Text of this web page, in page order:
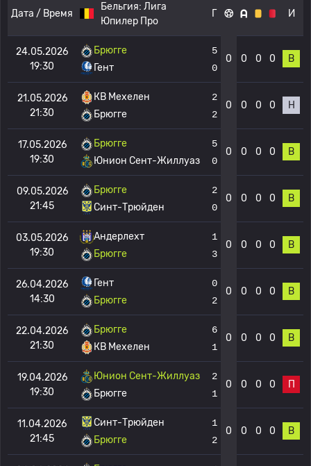
Дата / Время
Бельгия: Лига
Юпилер Про
Г И
24.05.2026
19:30
Брюгге
Гент
5
0
0 0 0 0 В
21.05.2026
21:30
КВ Мехелен
Брюгге
2
2
0 0 0 0 Н
17.05.2026
19:30
Брюгге
Юнион Сент-Жиллуаз
5
0
0 0 0 0 В
09.05.2026
21:45
Брюгге
Синт-Трюйден
2
0
0 0 0 0 В
03.05.2026
19:30
Андерлехт
Брюгге
1
3
0 0 0 0 В
26.04.2026
14:30
Гент
Брюгге
0
2
0 0 0 0 В
22.04.2026
21:30
Брюгге
КВ Мехелен
6
1
0 0 0 0 В
19.04.2026
19:30
Юнион Сент-Жиллуаз
Брюгге
2
1
0 0 0 0 П
11.04.2026
21:45
Синт-Трюйден
Брюгге
1
2
0 0 0 0 В